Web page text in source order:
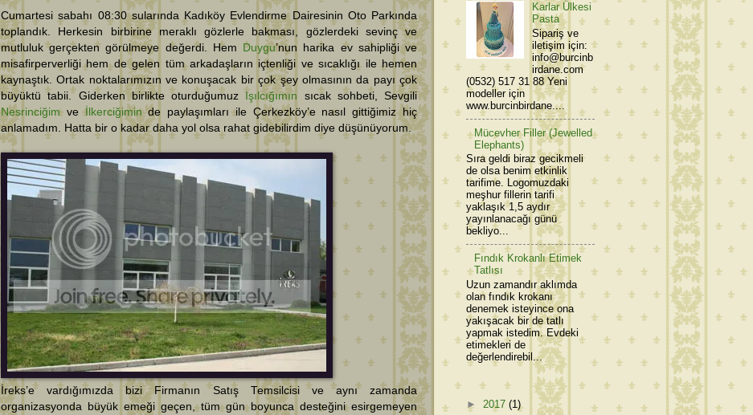
Cumartesi sabahı 08:30 sularında Kadıköy Evlendirme Dairesinin Oto Parkında
toplandık. Herkesin birbirine meraklı gözlerle bakması, gözlerdeki sevinç ve
mutluluk gerçekten görülmeye değerdi. Hem
Duygu’nun harika ev sahipliği ve
misafirperverliği hem de gelen tüm arkadaşların içtenliği ve sıcaklığı ile hemen
kaynaştık. Ortak noktalarımızın ve konuşacak bir çok şey olmasının da payı çok
büyüktü tabii. Giderken birlikte oturduğumuzIşılcığımın sıcak sohbeti, Sevgili
Nesrinciğimveİlkerciğiminde paylaşımları ile Çerkezköy’e nasıl gittiğimiz hiç
anlamadım. Hatta bir o kadar daha yol olsa rahat gidebilirdim diye düşünüyorum.
İreks’e vardığımızda bizi Firmanın Satış Temsilcisi ve aynı zamanda
organizasyonda büyük emeği geçen, tüm gün boyunca desteğini esirgemeyen
Karlar Ülkesi
Pasta
Sipariş ve
iletişim için:
info@burcinb
irdane.com
(0532) 517 31 88 Yeni
modeller için
www.burcinbirdane....
Mücevher Filler (Jewelled
Elephants)
Sıra geldi biraz gecikmeli
de olsa benim etkinlik
tarifime. Logomuzdaki
meşhur fillerin tarifi
yaklaşık 1,5 aydır
yayınlanacağı günü
bekliyo...
Fındık Krokanlı Etimek
Tatlısı
Uzun zamandır aklımda
olan fındık krokanı
denemek isteyince ona
yakışacak bir de tatlı
yapmak istedim. Evdeki
etimekleri de
değerlendirebil...
► 2017 (1)